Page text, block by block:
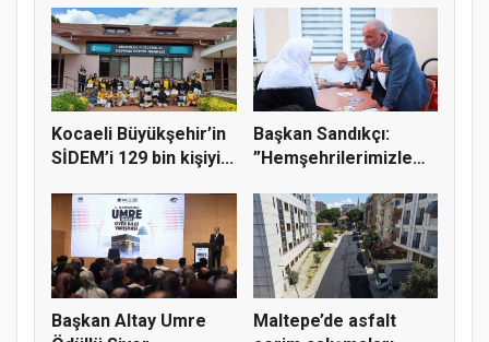
Kocaeli Büyükşehir’in
SİDEM’i 129 bin kişiyi...
Başkan Sandıkçı:
”Hemşehrilerimizle
Başkan Altay Umre
Maltepe’de asfalt